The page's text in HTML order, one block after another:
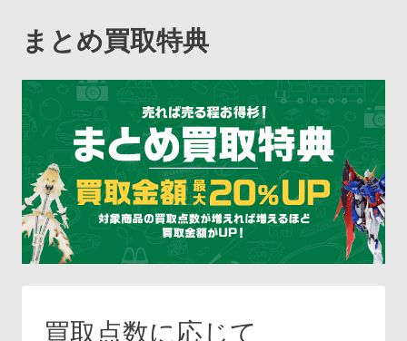
まとめ買取特典
買取点数に応じて